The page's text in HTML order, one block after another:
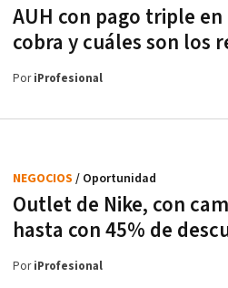
AUH con pago triple
cobra y cuáles son los
PoriProfesional
Outlet de Nike, con
hasta con 45% de
NEGOCIOS / Oportunidad
PoriProfesional